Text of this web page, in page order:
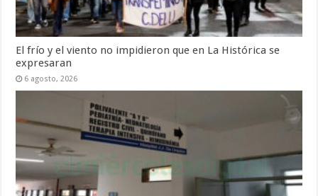
El frío y el viento no impidieron que en La Histórica se
expresaran
6 agosto, 2026